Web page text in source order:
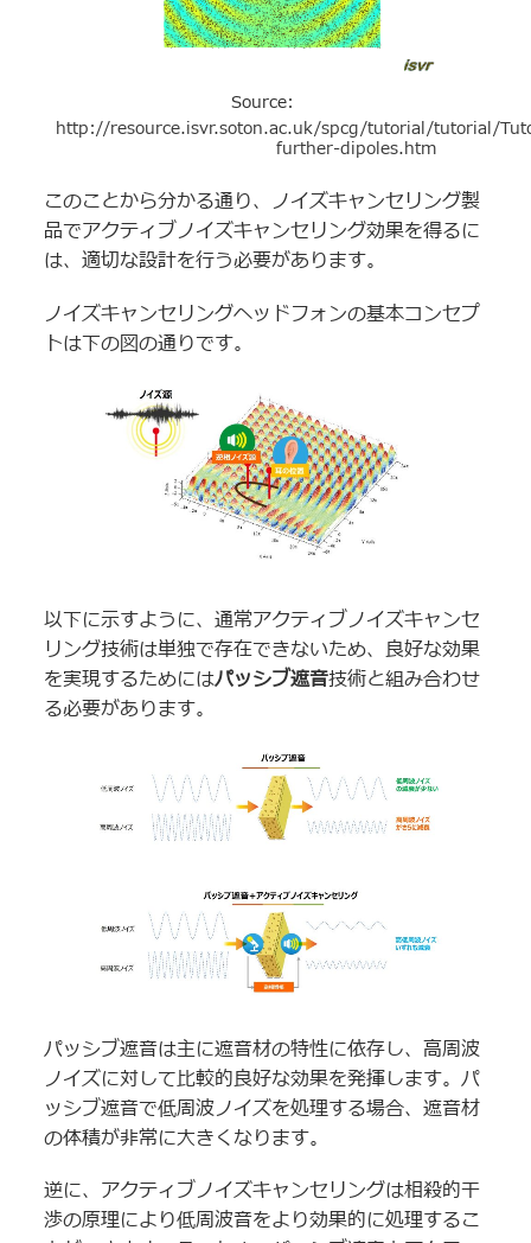
Source:
http://resource.isvr.soton.ac.uk/spcg/tutorial/tutorial/
further-dipoles.htm
このことから分かる通り、ノイズキャンセリング製
品でアクティブノイズキャンセリング効果を得るに
は、適切な設計を行う必要があります。
ノイズキャンセリングヘッドフォンの基本コンセプ
トは下の図の通りです。
以下に示すように、通常アクティブノイズキャンセ
リング技術は単独で存在できないため、良好な効果
を実現するためにはパッシブ遮音技術と組み合わせ
る必要があります。
パッシブ遮音は主に遮音材の特性に依存し、高周波
ノイズに対して比較的良好な効果を発揮します。パ
ッシブ遮音で低周波ノイズを処理する場合、遮音材
の体積が非常に大きくなります。
逆に、アクティブノイズキャンセリングは相殺的干
渉の原理により低周波音をより効果的に処理するこ